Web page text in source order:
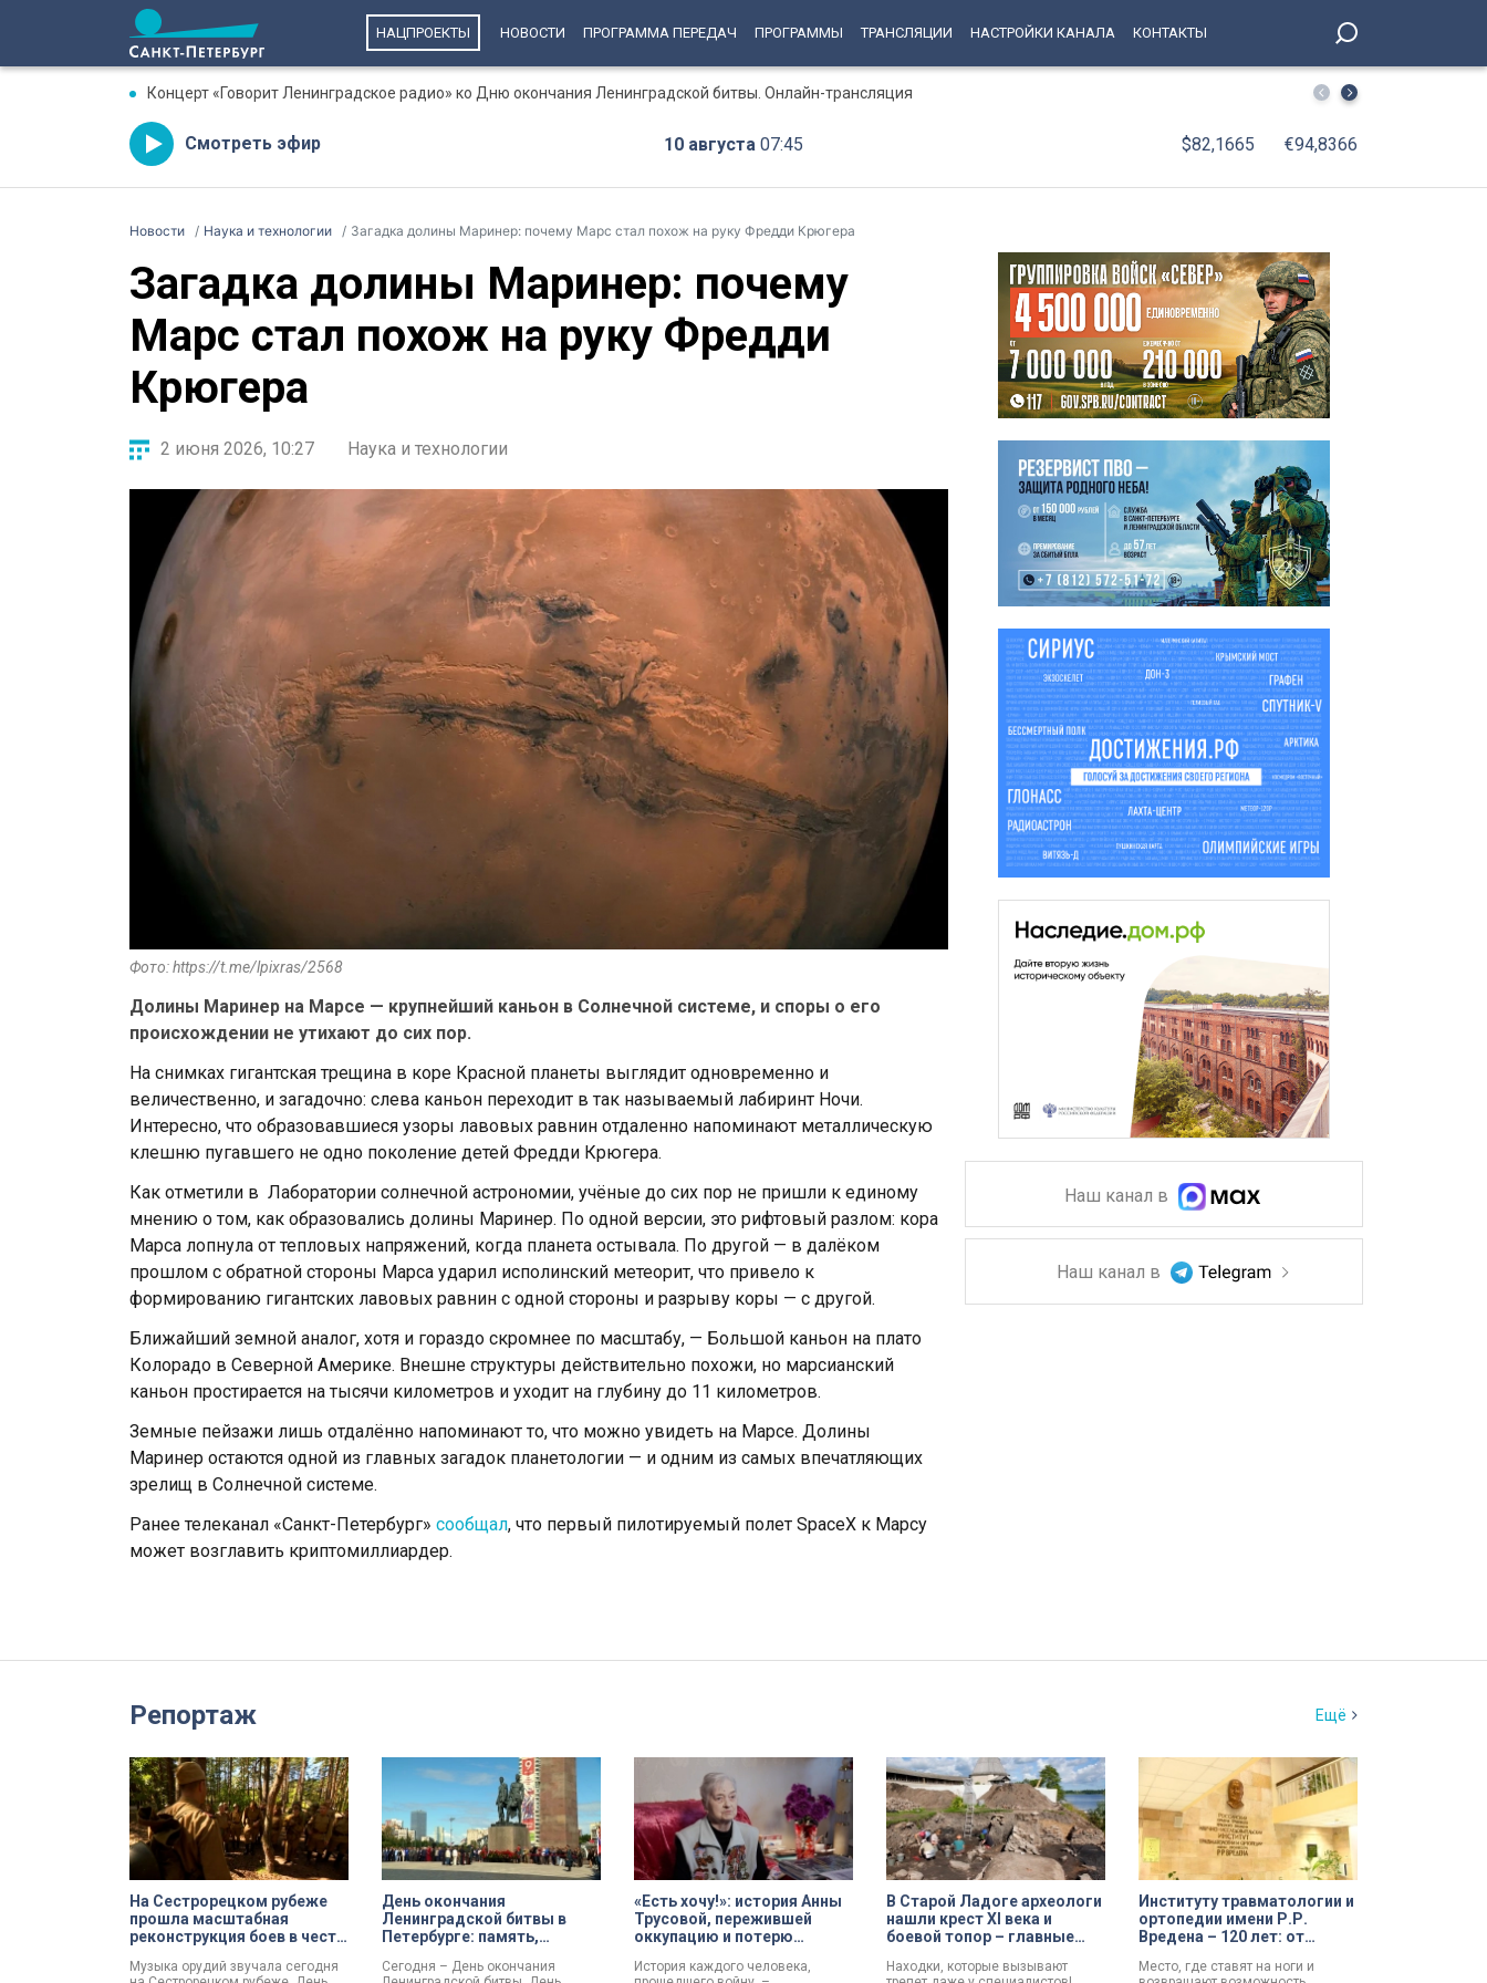
НАЦПРОЕКТЫ НОВОСТИ ПРОГРАММА ПЕРЕДАЧ ПРОГРАММЫ ТРАНСЛЯЦИИ НАСТРОЙКИ КАНАЛА КОНТАКТЫ
Концерт «Говорит Ленинградское радио» ко Дню окончания Ленинградской битвы. Онлайн-трансляция Российские ученые создали гель, возвращающий
Смотреть эфир 10 августа 07:45 $82,1665 €94,8366
Новости Наука и технологии Загадка долины Маринер: почему Марс стал похож на руку Фредди Крюгера
Загадка долины Маринер: почему
Марс стал похож на руку Фредди
Крюгера
2 июня 2026, 10:27 Наука и технологии
Фото: https://t.me/lpixras/2568
Долины Маринер на Марсе — крупнейший каньон в Солнечной системе, и споры о его
происхождении не утихают до сих пор.
На снимках гигантская трещина в коре Красной планеты выглядит одновременно и
величественно, и загадочно: слева каньон переходит в так называемый лабиринт Ночи.
Интересно, что образовавшиеся узоры лавовых равнин отдаленно напоминают металлическую
клешню пугавшего не одно поколение детей Фредди Крюгера.
Как отметили в Лаборатории солнечной астрономии, учёные до сих пор не пришли к единому
мнению о том, как образовались долины Маринер. По одной версии, это рифтовый разлом: кора
Марса лопнула от тепловых напряжений, когда планета остывала. По другой — в далёком
прошлом с обратной стороны Марса ударил исполинский метеорит, что привело к
формированию гигантских лавовых равнин с одной стороны и разрыву коры — с другой.
Ближайший земной аналог, хотя и гораздо скромнее по масштабу, — Большой каньон на плато
Колорадо в Северной Америке. Внешне структуры действительно похожи, но марсианский
каньон простирается на тысячи километров и уходит на глубину до 11 километров.
Земные пейзажи лишь отдалённо напоминают то, что можно увидеть на Марсе. Долины
Маринер остаются одной из главных загадок планетологии — и одним из самых впечатляющих
зрелищ в Солнечной системе.
Ранее телеканал «Санкт-Петербург» сообщал, что первый пилотируемый полет SpaceX к Марсу
может возглавить криптомиллиардер.
Наш канал в
Наш канал в
Репортаж Ещё
На Сестрорецком рубеже
прошла масштабная
реконструкция боев в честь
Ленинградской битвы
Музыка орудий звучала сегодня
День окончания
Ленинградской битвы в
Петербурге: память,
созданию нового
Сегодня – День окончания
«Есть хочу!»: история Анны
Трусовой, пережившей
оккупацию и потерю
История каждого человека,
В Старой Ладоге археологи
нашли крест XI века и
боевой топор – главные
Находки, которые вызывают
Институту травматологии и
ортопедии имени Р.Р.
Вредена – 120 лет: от
до передового
Место, где ставят на ноги и